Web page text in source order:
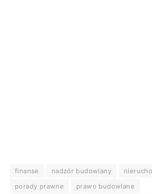
finanse nadzór budowlany
porady prawne
prawo budowlane